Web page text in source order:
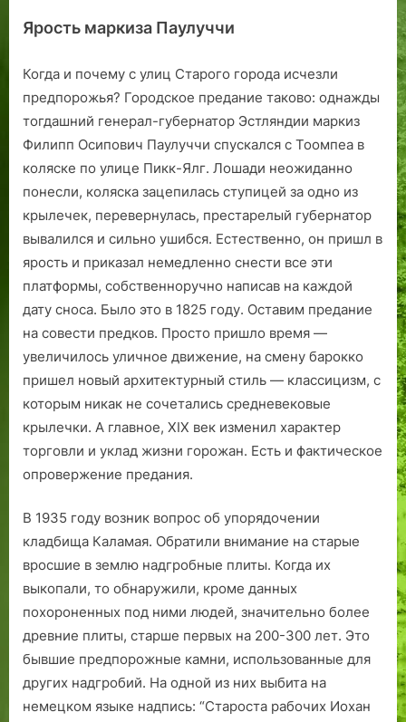
Ярость маркиза Паулуччи
Когда и почему с улиц Старого города исчезли
предпорожья? Городское предание таково: однажды
тогдашний генерал-губернатор Эстляндии маркиз
Филипп Осипович Паулуччи спускался с Тоомпеа в
коляске по улице Пикк-Ялг. Лошади неожиданно
понесли, коляска зацепилась ступицей за одно из
крылечек, перевернулась, престарелый губернатор
вывалился и сильно ушибся. Естественно, он пришл в
ярость и приказал немедленно снести все эти
платформы, собственноручно написав на каждой
дату сноса. Было это в 1825 году. Оставим предание
на совести предков. Просто пришло время —
увеличилось уличное движение, на смену барокко
пришел новый архитектурный стиль — классицизм, с
которым никак не сочетались средневековые
крылечки. А главное, ХIХ век изменил характер
торговли и уклад жизни горожан. Есть и фактическое
опровержение предания.
В 1935 году возник вопрос об упорядочении
кладбища Каламая. Обратили внимание на старые
вросшие в землю надгробные плиты. Когда их
выкопали, то обнаружили, кроме данных
похороненных под ними людей, значительно более
древние плиты, старше первых на 200-300 лет. Это
бывшие предпорожные камни, использованные для
других надгробий. На одной из них выбита на
немецком языке надпись: “Староста рабочих Иохан